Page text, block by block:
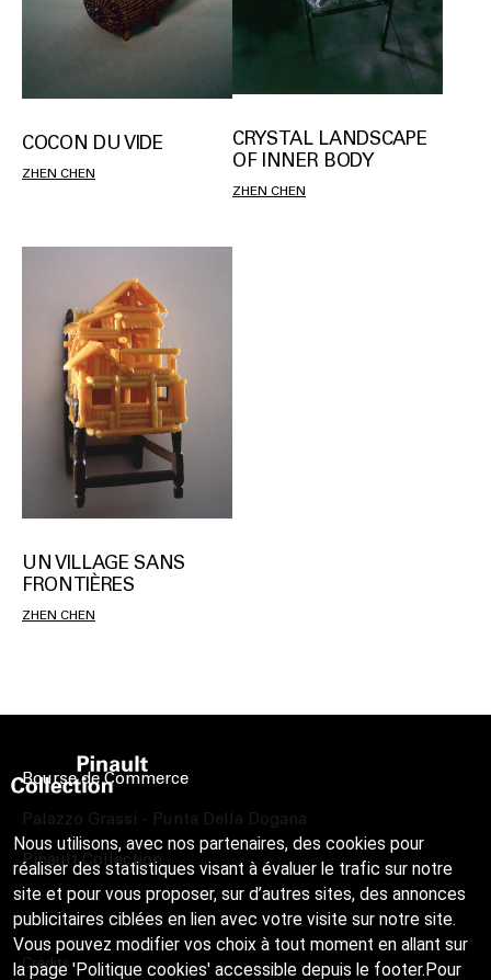
COCON DU VIDE
ZHEN CHEN
CRYSTAL LANDSCAPE
OF INNER BODY
ZHEN CHEN
UN VILLAGE SANS
FRONTIÈRES
ZHEN CHEN
Bourse de Commerce
Palazzo Grassi - Punta Della Dogana
Pinault Collection
Crédits
Nous utilisons, avec nos partenaires, des cookies pour
réaliser des statistiques visant à évaluer le trafic sur notre
site et pour vous proposer, sur d’autres sites, des annonces
publicitaires ciblées en lien avec votre visite sur notre site.
Vous pouvez modifier vos choix à tout moment en allant sur
la page 'Politique cookies' accessible depuis le footer.Pour